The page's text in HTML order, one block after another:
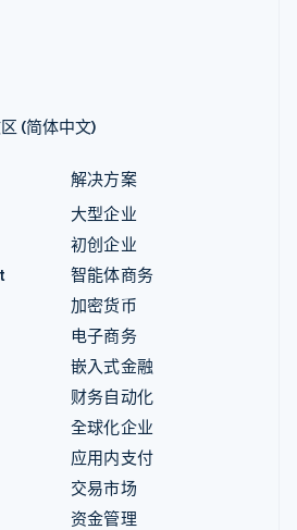
(简体中文)
解决方案
大型企业
初创企业
智能体商务
加密货币
电子商务
嵌入式金融
财务自动化
全球化企业
应用内支付
交易市场
资金管理